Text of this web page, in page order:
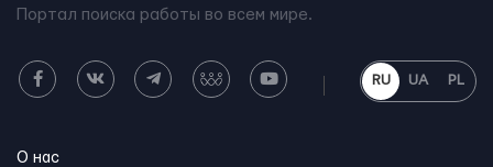
Портал поиска работы во всем мире.
RU UA PL
О нас